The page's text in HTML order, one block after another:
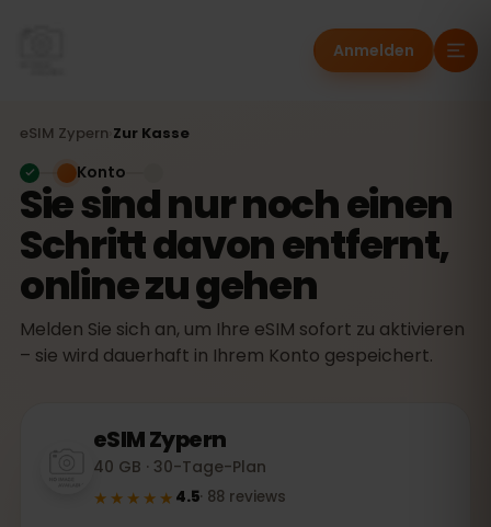
Anmelden
eSIM Zypern Zur Kasse
Sie sind nur noch einen
Schritt davon entfernt,
online zu gehen
Melden Sie sich an, um Ihre eSIM sofort zu aktivieren
– sie wird dauerhaft in Ihrem Konto gespeichert.
Konto
eSIMZypern
40 GB · 30-Tage-Plan
★★★★★ 4.5· 88 reviews